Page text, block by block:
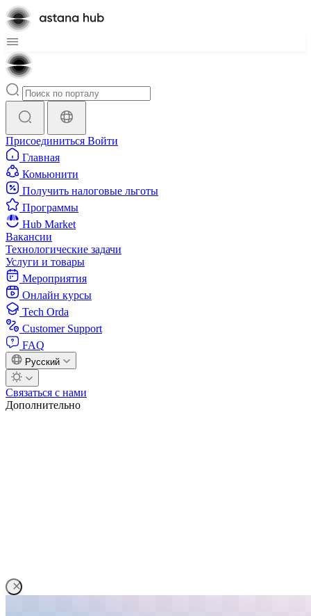
Присоединиться Войти
Главная
Комьюнити
Получить налоговые льготы
Программы
Hub Market
Вакансии
Технологические задачи
Услуги и товары
Мероприятия
Онлайн курсы
Tech Orda
Customer Support
FAQ
Русский
Связаться с нами
Дополнительно